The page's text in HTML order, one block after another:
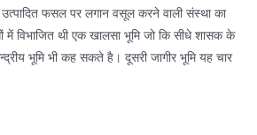
फसल पर लगान वसूल करने वाली संस्था का
में विभाजित थी एक खालसा भूमि जो कि सीधे शासक के
भूमि भी कह सकते है। दूसरी जागीर भूमि यह चार